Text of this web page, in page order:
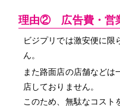
理由② 広告費・営
ビジプリでは激安便に限
ん。
また路面店の店舗などは
店しておりません。
このため、無駄なコスト